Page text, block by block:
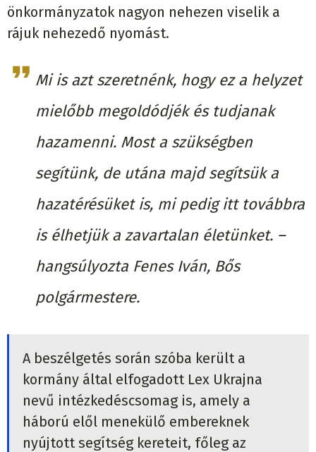
önkormányzatok nagyon nehezen viselik a
rájuk nehezedő nyomást.
Mi is azt szeretnénk, hogy ez a helyzet
mielőbb megoldódjék és tudjanak
hazamenni. Most a szükségben
segítünk, de utána majd segítsük a
hazatérésüket is, mi pedig itt továbbra
is élhetjük a zavartalan életünket. –
hangsúlyozta Fenes Iván, Bős
polgármestere.
A beszélgetés során szóba került a
kormány által elfogadott Lex Ukrajna
nevű intézkedéscsomag is, amely a
háború elől menekülő embereknek
nyújtott segítség kereteit, főleg az